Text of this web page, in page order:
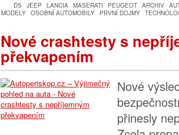
DS JEEP LANCIA MASERATI PEUGEOT ARCHIV
MODELY OSOBNÍ AUTOMOBILY PRVNÍ DOJMY
Nové crashtesty s
překvapením
Nové
přinesly